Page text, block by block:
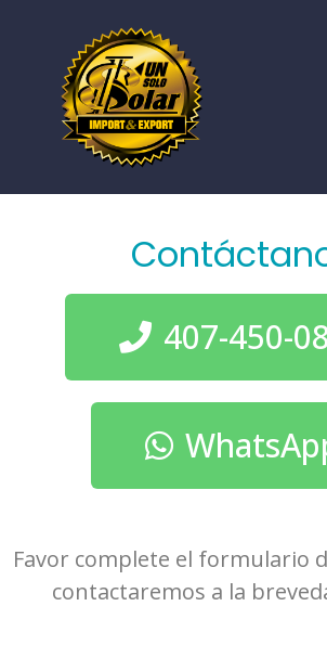
407-450-
Favor complete el formulario
contactaremos a la